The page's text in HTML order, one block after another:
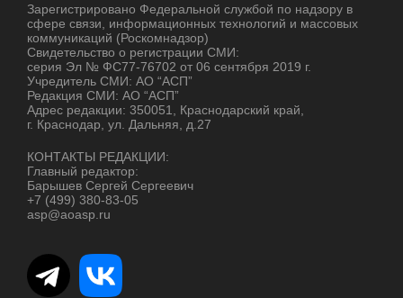
Зарегистрировано Федеральной службой по надзору в
сфере связи, информационных технологий и массовых
коммуникаций (Роскомнадзор)
Свидетельство о регистрации СМИ:
серия Эл № ФС77-76702 от 06 сентября 2019 г.
Учредитель СМИ: АО “АСП”
Редакция СМИ: АО “АСП”
Адрес редакции: 350051, Краснодарский край,
г. Краснодар, ул. Дальняя, д.27
КОНТАКТЫ РЕДАКЦИИ:
Главный редактор:
Барышев Сергей Сергеевич
+7 (499) 380-83-05
asp@aoasp.ru